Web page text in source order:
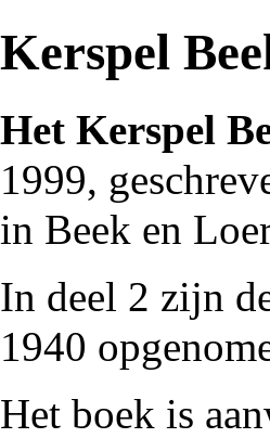
Kerspel
Het Kerspel
1999,
in Beek en
In deel 2 zijn
1940
Het boek is